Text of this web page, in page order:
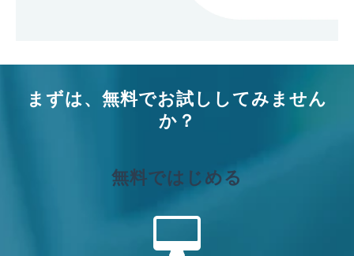
まずは、無料でお試ししてみません
か？
無料ではじめる